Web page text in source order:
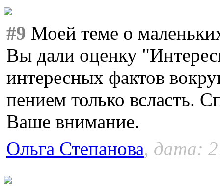
#9 Моей теме о
Вы дали оценку
интересных фактов
пением только всласть.
Ваше внимание.
Ольга Степанова, дата: